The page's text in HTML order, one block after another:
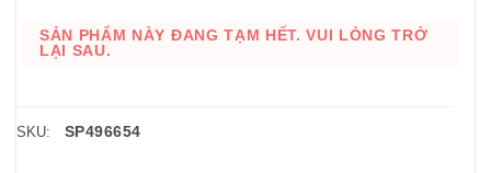
SẢN PHẨM NÀY ĐANG TẠM HẾT. VUI LÒNG TRỞ
LẠI SAU.
SKU: SP496654